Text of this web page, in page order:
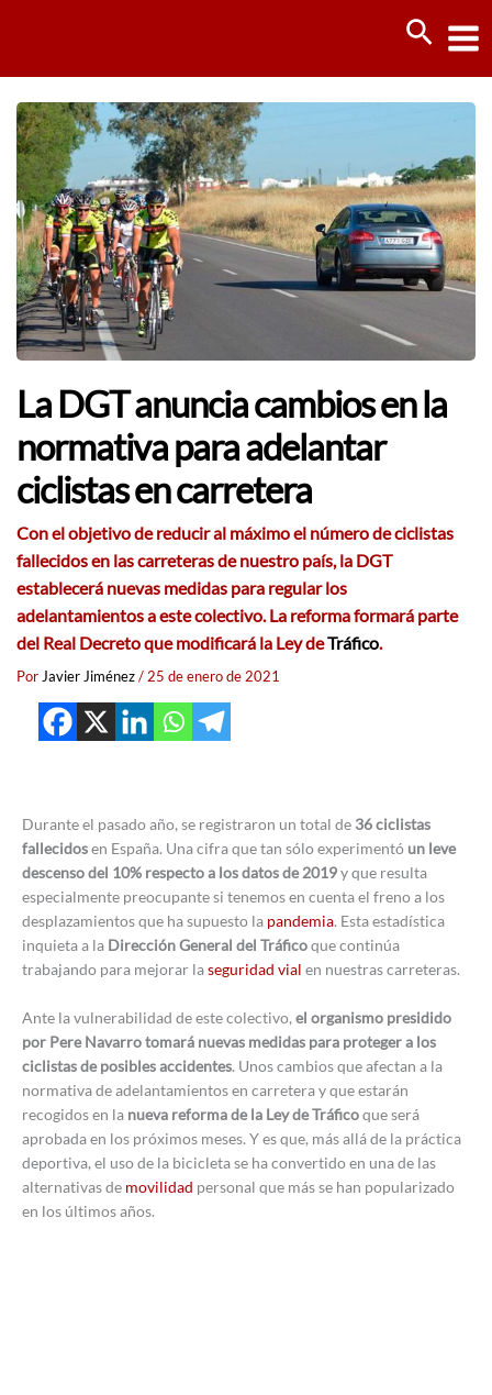
La DGT anuncia cambios en la
normativa para adelantar
ciclistas en carretera
Con el objetivo de reducir al máximo el número de ciclistas
fallecidos en las carreteras de nuestro país, la DGT
establecerá nuevas medidas para regular los
adelantamientos a este colectivo. La reforma formará parte
del Real Decreto que modificará la Ley deTráfico.
PorJavier Jiménez/25 de enero de 2021
Durante el pasado año, se registraron un total de 36 ciclistas
fallecidosen España. Una cifra que tan sólo experimentó un leve
descenso del 10% respecto a los datos de 2019y que resulta
especialmente preocupante si tenemos en cuenta el freno a los
desplazamientos que ha supuesto la pandemia. Esta estadística
inquieta a la Dirección General del Tráficoque continúa
trabajando para mejorar laseguridad vial en nuestras carreteras.
Ante la vulnerabilidad de este colectivo, el organismo presidido
por Pere Navarro tomará nuevas medidas para proteger a los
ciclistas de posibles accidentes. Unos cambios que afectan a la
normativa de adelantamientos en carretera y que estarán
recogidos en la nueva reforma de la Ley de Tráficoque será
aprobada en los próximos meses. Y es que, más allá de la práctica
deportiva, el uso de la bicicleta se ha convertido en una de las
alternativas de movilidad personal que más se han popularizado
en los últimos años.